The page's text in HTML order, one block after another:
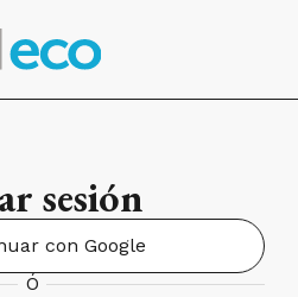
sesión
con Google
Ó